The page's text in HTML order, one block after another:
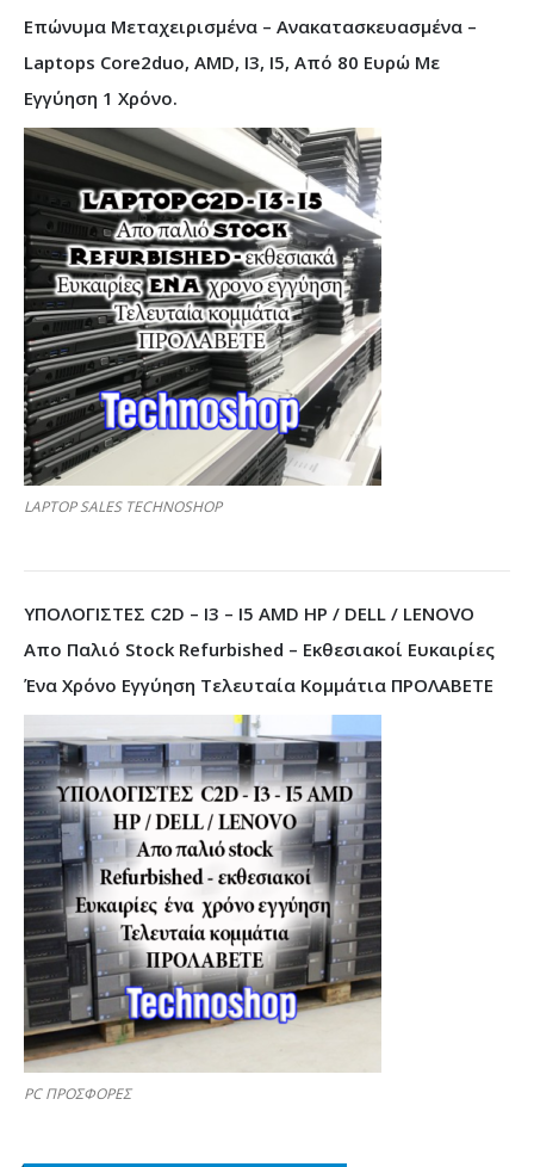
Επώνυμα Μεταχειρισμένα – Ανακατασκευασμένα –
Laptops Core2duo, AMD, I3, I5, Από 80 Ευρώ Με
Εγγύηση 1 Χρόνο.
LAPTOP SALES TECHNOSHOP
ΥΠΟΛΟΓΙΣΤΕΣ C2D – I3 – I5 AMD HP / DELL / LENOVO
Απο Παλιό Stock Refurbished – Εκθεσιακοί Ευκαιρίες
Ένα Χρόνο Εγγύηση Τελευταία Κομμάτια ΠΡΟΛΑΒΕΤΕ
PC ΠΡΟΣΦΟΡΕΣ